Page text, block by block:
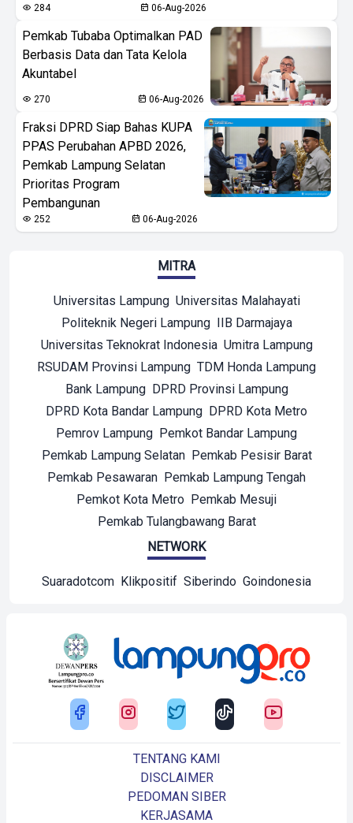
284 06-Aug-2026
Pemkab Tubaba Optimalkan PAD
Berbasis Data dan Tata Kelola
Akuntabel
270 06-Aug-2026
Fraksi DPRD Siap Bahas KUPA
PPAS Perubahan APBD 2026,
Pemkab Lampung Selatan
Prioritas Program
Pembangunan
252 06-Aug-2026
MITRA
Universitas Lampung Universitas Malahayati
Politeknik Negeri Lampung IIB Darmajaya
Universitas Teknokrat Indonesia Umitra Lampung
RSUDAM Provinsi Lampung TDM Honda Lampung
Bank Lampung DPRD Provinsi Lampung
DPRD Kota Bandar Lampung DPRD Kota Metro
Pemrov Lampung Pemkot Bandar Lampung
Pemkab Lampung Selatan Pemkab Pesisir Barat
Pemkab Pesawaran Pemkab Lampung Tengah
Pemkot Kota Metro Pemkab Mesuji
Pemkab Tulangbawang Barat
NETWORK
Suaradotcom Klikpositif Siberindo Goindonesia
TENTANG KAMI
DISCLAIMER
PEDOMAN SIBER
KERJASAMA